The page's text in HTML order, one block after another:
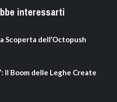
interessarti
Scoperta dell’Octopush
Il Boom delle Leghe Create